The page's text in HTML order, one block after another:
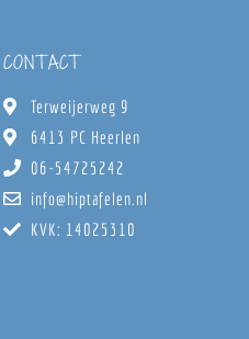
CONTACT
Terweijerweg 9
6413 PC Heerlen
06-54725242
info@hiptafelen.nl
KVK: 14025310